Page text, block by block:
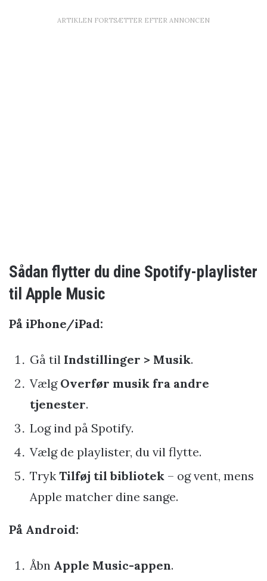
ARTIKLEN FORTSÆTTER EFTER ANNONCEN
Sådan flytter du dine Spotify-playlister
til Apple Music
På iPhone/iPad:
Gå til Indstillinger > Musik.
Vælg Overfør musik fra andre
tjenester.
Log ind på Spotify.
Vælg de playlister, du vil flytte.
Tryk Tilføj til bibliotek – og vent, mens
Apple matcher dine sange.
På Android:
Åbn Apple Music-appen.